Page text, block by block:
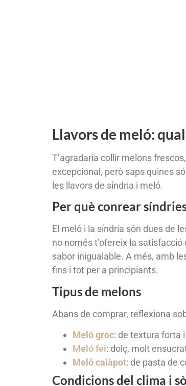
Llavors de meló:
T’agradaria collir melons
excepcional, però saps quines
les llavors de síndria i meló.
Per què conrear
El meló i la síndria són dues de
no només t’ofereix la
sabor inigualable. A més, amb
fins i tot per a principiants.
Tipus de melons
Abans de comprar, reflexiona
Meló groc: de textura forta
Meló fei: dolç, molt
Meló calàpot: de pasta de
Condicions del clima i